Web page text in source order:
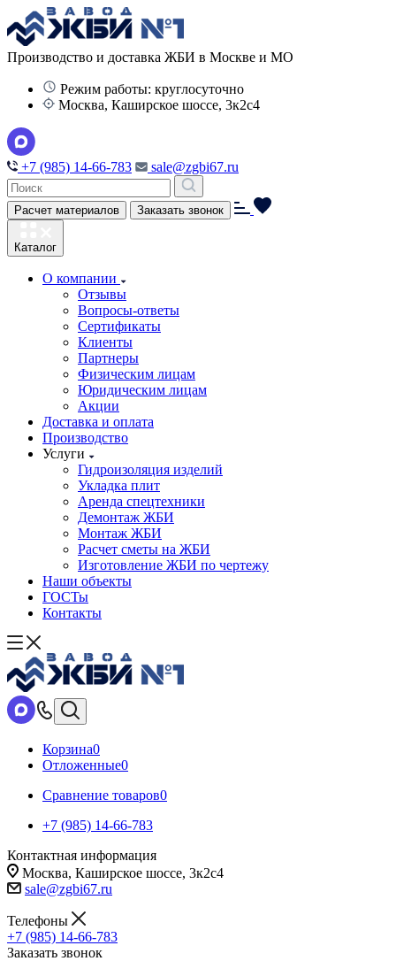
Производство и доставка ЖБИ в Москве и МО
Режим работы: круглосуточно
Москва, Каширское шоссе, 3к2с4
+7 (985) 14-66-783 sale@zgbi67.ru
Расчет материалов Заказать звонок
Каталог
О компании
Отзывы
Вопросы-ответы
Сертификаты
Клиенты
Партнеры
Физическим лицам
Юридическим лицам
Акции
Доставка и оплата
Производство
Услуги
Гидроизоляция изделий
Укладка плит
Аренда спецтехники
Демонтаж ЖБИ
Монтаж ЖБИ
Расчет сметы на ЖБИ
Изготовление ЖБИ по чертежу
Наши объекты
ГОСТы
Контакты
Корзина0
Отложенные0
Сравнение товаров0
+7 (985) 14-66-783
Контактная информация
Москва, Каширское шоссе, 3к2с4
sale@zgbi67.ru
Телефоны
+7 (985) 14-66-783
Заказать звонок